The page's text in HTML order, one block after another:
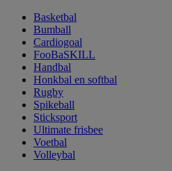
Basketbal
Bumball
Cardiogoal
FooBaSKILL
Handbal
Honkbal en softbal
Rugby
Spikeball
Sticksport
Ultimate frisbee
Voetbal
Volleybal